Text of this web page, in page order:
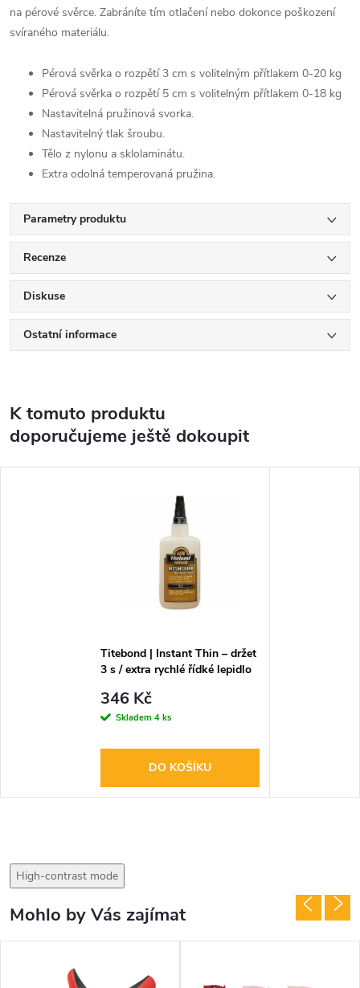
na pérové svěrce. Zabráníte tím otlačení nebo dokonce poškození
svíraného materiálu.
Pérová svěrka o rozpětí 3 cm s volitelným přítlakem 0-20 kg
Pérová svěrka o rozpětí 5 cm s volitelným přítlakem 0-18 kg
Nastavitelná pružinová svorka.
Nastavitelný tlak šroubu.
Tělo z nylonu a sklolaminátu.
Extra odolná temperovaná pružina.
Parametry produktu
Recenze
Diskuse
Ostatní informace
K tomuto produktu
doporučujeme ještě dokoupit
Titebond | Instant Thin – držet
3 s / extra rychlé řídké lepidlo
346 Kč
Skladem 4 ks
DO KOŠÍKU
High-contrast mode
Mohlo by Vás zajímat